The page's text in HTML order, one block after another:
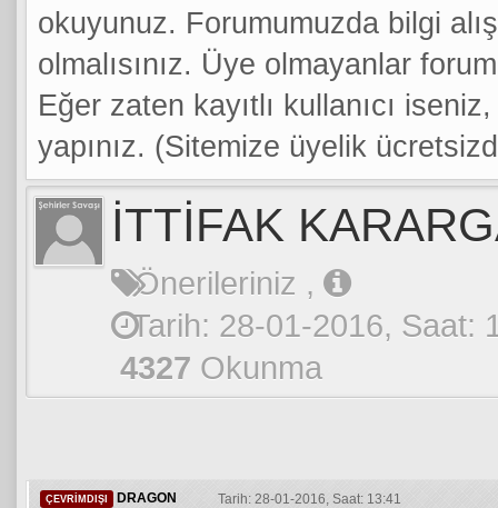
okuyunuz. Forumumuzda bilgi
olmalısınız. Üye olmayanlar
Eğer zaten kayıtlı kullanıcı
yapınız. (Sitemize üyelik
İTTİFAK
Önerileriniz ,
Tarih: 28-01-2016, Saat:
4327 Okunma
ÇEVRIMDIŞI DRAGON Tarih: 28-01-2016, Saat: 13:41